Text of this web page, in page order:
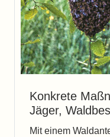
Konkrete
Jäger,
Mit einem